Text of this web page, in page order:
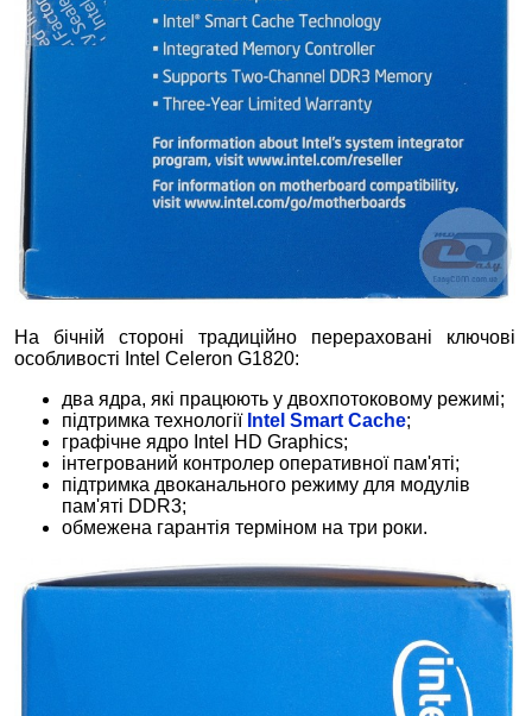
На бічній стороні традиційно перераховані ключові
особливості Intel Celeron G1820:
два ядра, які працюють у двохпотоковому режимі;
підтримка технології Intel Smart Cache;
графічне ядро Intel HD Graphics;
інтегрований контролер оперативної пам'яті;
підтримка двоканального режиму для модулів
пам'яті DDR3;
обмежена гарантія терміном на три роки.